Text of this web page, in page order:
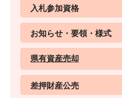
入札参加資格
お知らせ・要領・様式
県有資産売却
差押財産公売